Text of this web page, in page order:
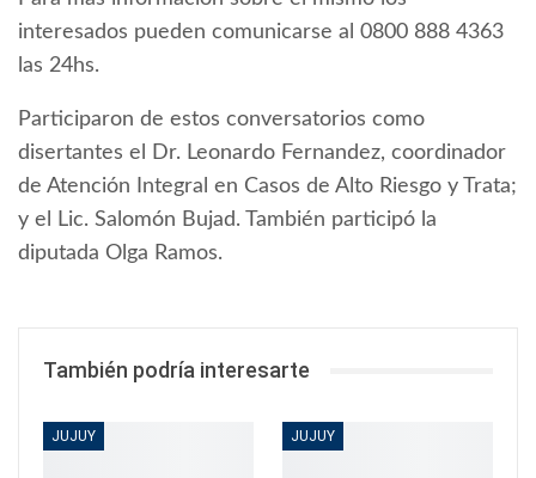
interesados pueden comunicarse al 0800 888 4363
las 24hs.
Participaron de estos conversatorios como
disertantes el Dr. Leonardo Fernandez, coordinador
de Atención Integral en Casos de Alto Riesgo y Trata;
y el Lic. Salomón Bujad. También participó la
diputada Olga Ramos.
También podría interesarte
JUJUY JUJUY